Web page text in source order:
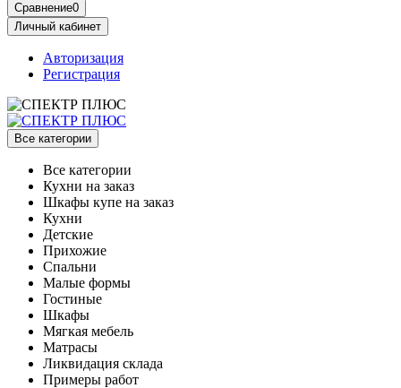
Сравнение0
Личный кабинет
Авторизация
Регистрация
Все категории
Все категории
Кухни на заказ
Шкафы купе на заказ
Кухни
Детские
Прихожие
Спальни
Малые формы
Гостиные
Шкафы
Мягкая мебель
Матрасы
Ликвидация склада
Примеры работ